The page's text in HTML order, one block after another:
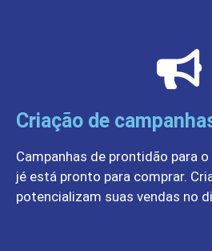
Criação de
Campanhas de prontidão para
jé está pronto para comprar.
potencializam suas vendas no